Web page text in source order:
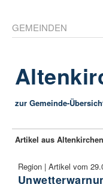
GEMEINDEN
zur Gemeinde-
Artikel aus Altenkirchen
Region | Artikel vom